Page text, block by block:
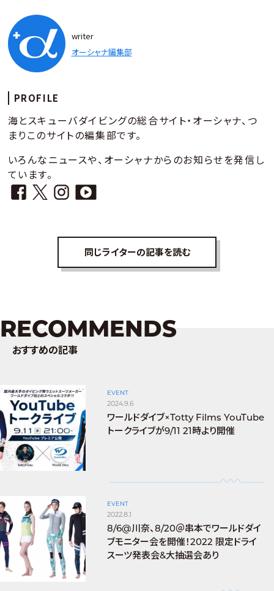
writer
オーシャナ編集部
PROFILE
海とスキューバダイビングの総合サイト・オーシャナ、つ
まりこのサイトの編集部です。
いろんなニュースや、オーシャナからのお知らせを発信し
ています。
同じライターの記事を読む
RECOMMENDS
おすすめの記事
EVENT
2024.9.6
ワールドダイブ×Totty Films YouTube
トークライブが9/11 21時より開催
EVENT
2022.8.1
8/6@川奈、8/20＠串本でワールドダイ
ブモニター会を開催！2022 限定ドライ
スーツ発表会&大抽選会あり